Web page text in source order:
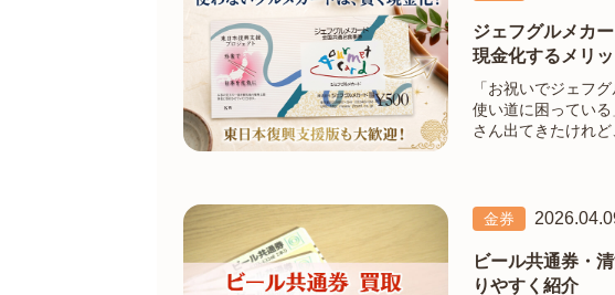
ジェフグルメカ
現金化するメリ
「お祝いでジェフ
使い道に困ってい
さん出てきたけれ
金券
ビール共通券・
りやすく紹介